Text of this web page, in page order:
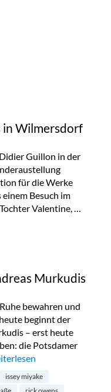
Wilmersdorf
Guillon in der
für die Werke
Besuch im
Valentine, …
Murkudis
bewahren und
beginnt der
– erst heute
die Potsdamer
Stocksale bei
issey miyake